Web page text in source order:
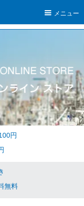
メニュー
円
無料